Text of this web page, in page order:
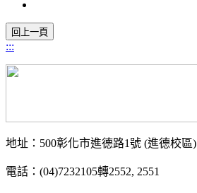
:::
地址：500彰化市進德路1號 (進德校區)
電話：(04)7232105轉2552, 2551